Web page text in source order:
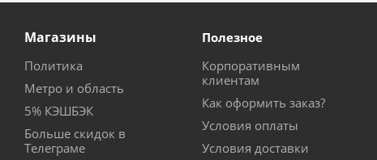
Магазины
Политика
Метро и область
5% КЭШБЭК
Больше скидок в
Телеграме
Полезное
Корпоративным
клиентам
Как оформить заказ?
Условия оплаты
Условия доставки